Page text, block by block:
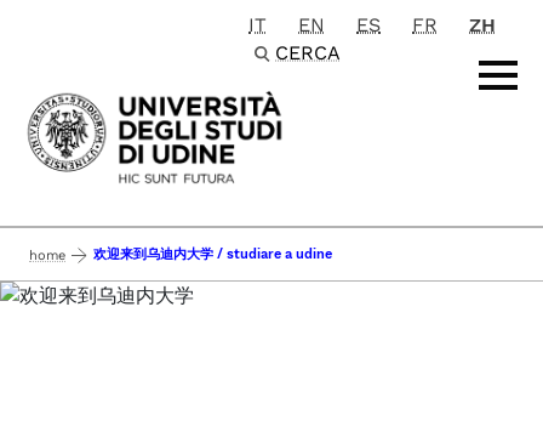
Passa al contenuto principale
IT EN ES FR
ZH
CERCA
home 欢迎来到乌迪内大学 / studiare a udine